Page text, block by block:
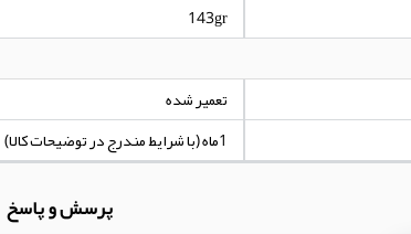
143gr
تعمیر شده
1ماه (با شرایط مندرج در توضیحات کالا)
پرسش و پاسخ